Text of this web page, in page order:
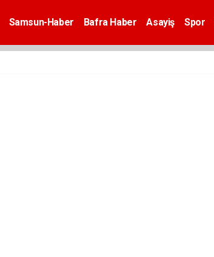
Samsun-Haber Bafra Haber Asayiş Spor